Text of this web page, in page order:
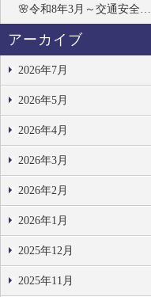
🌸令和8年3月～交通安全…
アーカイブ
2026年7月
2026年5月
2026年4月
2026年3月
2026年2月
2026年1月
2025年12月
2025年11月